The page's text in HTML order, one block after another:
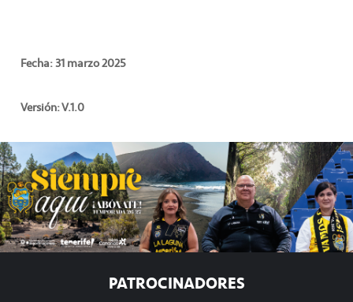
Fecha: 31 marzo 2025
Versión: V.1.0
PATROCINADORES